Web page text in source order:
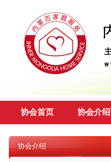
协会首页 协会介绍
协会介绍